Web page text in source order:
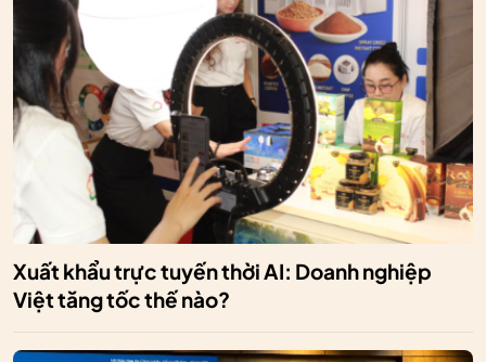
Xuất khẩu trực tuyến thời AI: Doanh nghiệp
Việt tăng tốc thế nào?